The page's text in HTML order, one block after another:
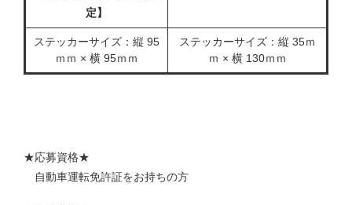
定】
ステッカーサイズ：縦 95
ｍｍ × 横 95ｍｍ
ステッカーサイズ：縦 35ｍ
ｍ × 横 130ｍｍ
★応募資格★
自動車運転免許証をお持ちの方